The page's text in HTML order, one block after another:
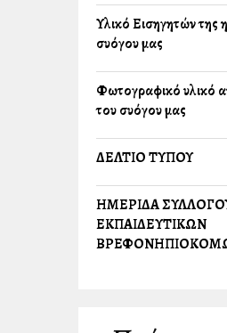
Υλικό Εισηγητών της
συλλόγου μας
Φωτογραφικό υλικό
του συλλόγου μας
ΔΕΛΤΙΟ ΤΥΠΟΥ
ΗΜΕΡΙΔΑ
ΕΚΠΑΙΔΕΥΤΙΚΩΝ